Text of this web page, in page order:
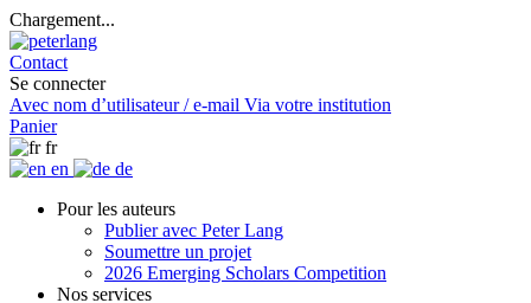
Chargement...
Contact
Se connecter
Avec nom d’utilisateur / e-mail Via votre institution
Panier
fr
en
de
Pour les auteurs
Publier avec Peter Lang
Soumettre un projet
2026 Emerging Scholars Competition
Nos services